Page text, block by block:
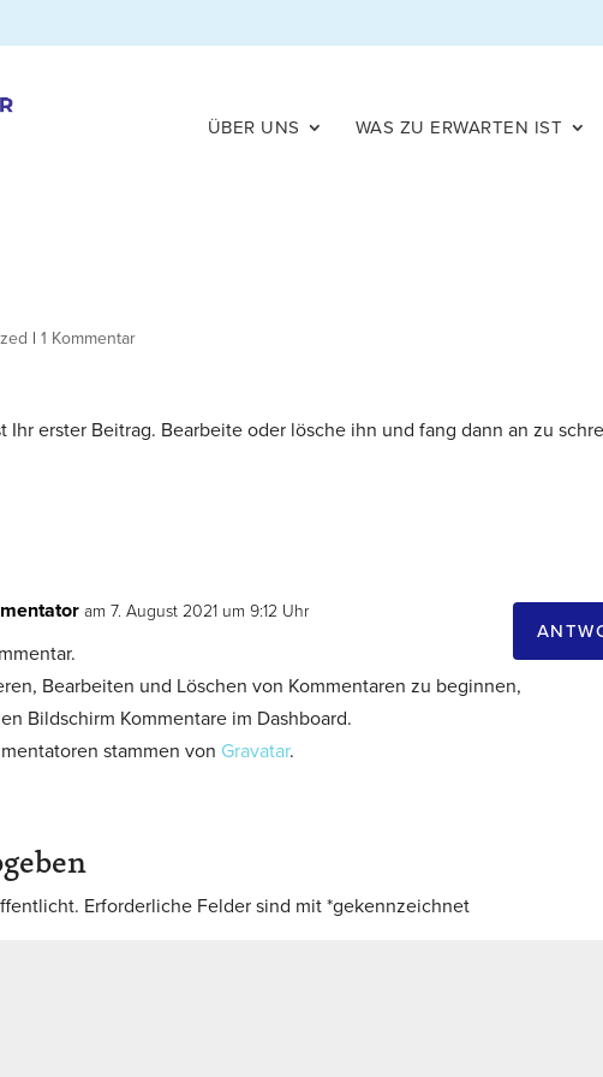
ÜBER UNS WAS ZU ERWARTEN IST
|1 Kommentar
Ihr erster Beitrag. Bearbeite oder lösche ihn und fang dann an zu
am 7. August 2021 um 9:12 Uhr
Bearbeiten und Löschen von Kommentaren zu beginnen,
Bildschirm Kommentare im Dashboard.
stammen von Gravatar.
Erforderliche Felder sind mit*gekennzeichnet